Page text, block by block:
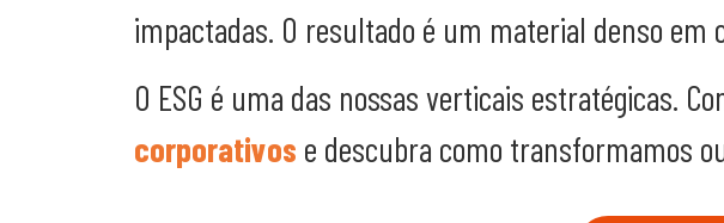
impactadas. O resultado é um material denso
O ESG é uma das nossas verticais estratégicas.
corporativos e descubra como transformamos